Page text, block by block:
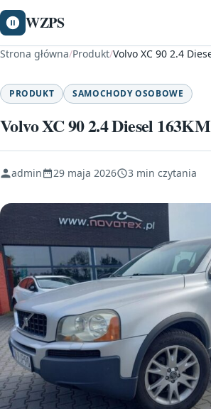
WZPS
Strona główna/Produkt/Volvo XC 90 2.4
PRODUKT SAMOCHODY OSOBOWE
Volvo XC 90 2.4 Diesel 163KM
admin 29 maja 2026 3 min czytania